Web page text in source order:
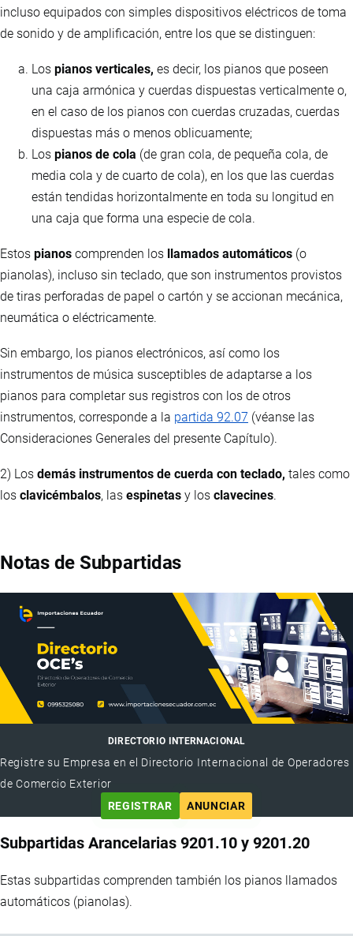
incluso equipados con simples dispositivos eléctricos de toma
de sonido y de amplificación, entre los que se distinguen:
Los pianos verticales, es decir, los pianos que poseen
una caja armónica y cuerdas dispuestas verticalmente o,
en el caso de los pianos con cuerdas cruzadas, cuerdas
dispuestas más o menos oblicuamente;
Los pianos de cola (de gran cola, de pequeña cola, de
media cola y de cuarto de cola), en los que las cuerdas
están tendidas horizontalmente en toda su longitud en
una caja que forma una especie de cola.
Estos pianos comprenden los llamados automáticos (o
pianolas), incluso sin teclado, que son instrumentos provistos
de tiras perforadas de papel o cartón y se accionan mecánica,
neumática o eléctricamente.
Sin embargo, los pianos electrónicos, así como los
instrumentos de música susceptibles de adaptarse a los
pianos para completar sus registros con los de otros
instrumentos, corresponde a la partida 92.07 (véanse las
Consideraciones Generales del presente Capítulo).
2) Los demás instrumentos de cuerda con teclado, tales como
los clavicémbalos, las espinetas y los clavecines.
Notas de Subpartidas
DIRECTORIO INTERNACIONAL
Registre su Empresa en el Directorio Internacional de Operadores
de Comercio Exterior
REGISTRAR
ANUNCIAR
Subpartidas Arancelarias 9201.10 y 9201.20
Estas subpartidas comprenden también los pianos llamados
automáticos (pianolas).